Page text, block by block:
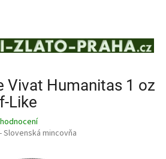
Vivat Humanitas 1 oz
Like
Slovenská mincovňa